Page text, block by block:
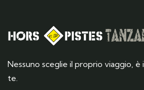
Nessuno sceglie il proprio viaggio, è
te.